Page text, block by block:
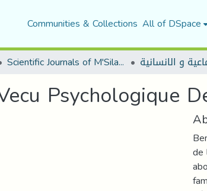
Communities & Collections All of DSpace
Scientific Journals of M'Sila University
Psychologique
de